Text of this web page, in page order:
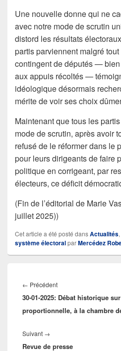
Une nouvelle donne qui ne
avec notre mode de scrutin
distord les résultats
partis parviennent malgré
contingent de députés —
aux appuis récoltés —
idéologique désormais
mérite de voir ses choix
Maintenant que tous les
mode de scrutin, après avoir
refusé de le réformer dans le
pour leurs dirigeants de faire
politique en corrigeant, par
électeurs, ce déficit
(Fin de l’éditorial de Marie
juillet 2025))
Cet article a été posté dansActualités,
système électoralparMercédez
de
l’article
← PrécédentArticle
précédent :
30-01-2025: Débat historique
proportionnelle, à la chambre
Suivant →
suivant :
Revue de presse